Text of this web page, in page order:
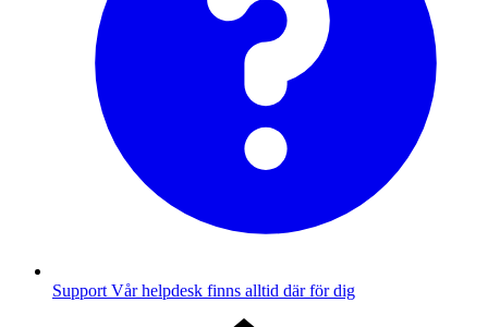
Support Vår helpdesk finns alltid där för dig